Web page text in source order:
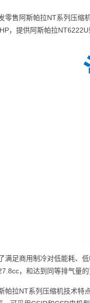
零售阿斯帕拉NT系列压缩
，提供阿斯帕拉
满足商用制冷对低能耗、
，和达到同等排气量
帕拉NT系列压缩机技术特点